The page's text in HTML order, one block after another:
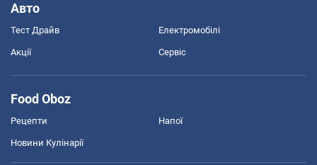
Авто
Тест Драйв Електромобілі
Акції Сервіс
Food Oboz
Рецепти Напої
Новини Кулінарії